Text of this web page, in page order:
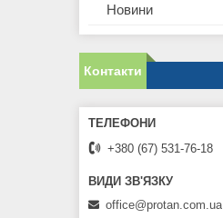
Новини
Контакти
+380 (67) 531-76-18
office@protan.com.ua